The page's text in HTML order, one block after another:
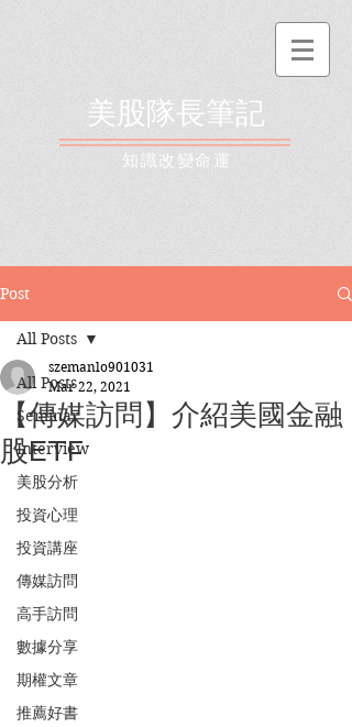
美股隊長筆記
​知識改變命運
Post
All Posts
Seminar
Interview
美股分析
投資心理
投資講座
傳媒訪問
高手訪問
數據分享
期權文章
推薦好書
All Posts
【傳媒訪問】介紹美國金融
股ETF
szemanlo901031
Mar 22, 2021